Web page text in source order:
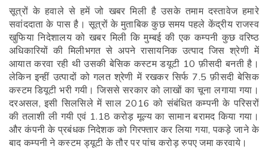
सूत्रों के हवाले से हमें जो खबर मिली है उसके तमाम दस्तावेज हमारे
सवांददाता के पास है। सूत्रों के मुताबिक कुछ समय पहले केंद्रीय राजस्व
खुफिया निदेशालय को खबर मिली कि मुम्बई की एक कम्पनी कुछ वरिष्ठ
अधिकारियों की मिलीभगत से अपने रासायनिक उत्पाद जिस श्रेणी में
आयात करवा रही थी उसकी बेसिक कस्टम डयूटी 10 फ़ीसदी बनती है।
लेकिन इन्हीं उत्पादों को गलत श्रेणी में रखकर सिर्फ 7.5 फ़ीसदी बेसिक
कस्टम डियूटी भरी गयी। जिससे सरकार को लाखों का चूना लगाया गया।
दरअसल, इसी सिलसिले में साल 2016 को संबंधित कम्पनी के परिसरों
की तलाशी ली गयी एवं 1.18 करोड़ मूल्य का सामान बरामद किया गया।
और कंपनी के प्रबंधक निदेशक को गिरफ्तार कर लिया गया, पकड़े जाने के
बाद कम्पनी ने कस्टम ड्यूटी के तौर पर पांच करोड़ रुपए जमा करवाये।